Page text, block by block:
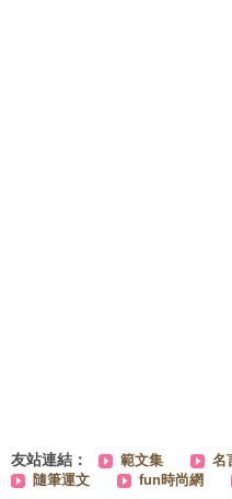
友站連結： 範文集 名
隨筆運文
fun時尚網